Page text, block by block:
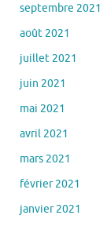
septembre 2021
août 2021
juillet 2021
juin 2021
mai 2021
avril 2021
mars 2021
février 2021
janvier 2021